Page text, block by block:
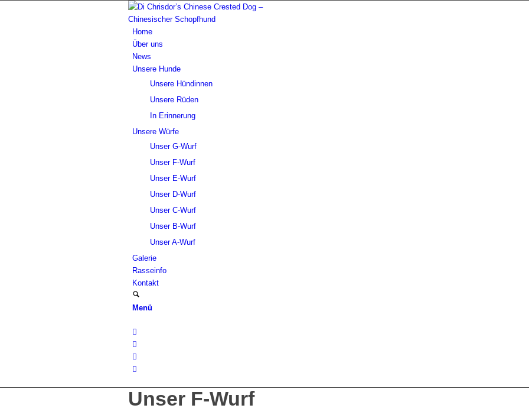
Home
Über uns
News
Unsere Hunde
Unsere Hündinnen
Unsere Rüden
In Erinnerung
Unsere Würfe
Unser G-Wurf
Unser F-Wurf
Unser E-Wurf
Unser D-Wurf
Unser C-Wurf
Unser B-Wurf
Unser A-Wurf
Galerie
Rasseinfo
Kontakt
Menü
Unser F-Wurf